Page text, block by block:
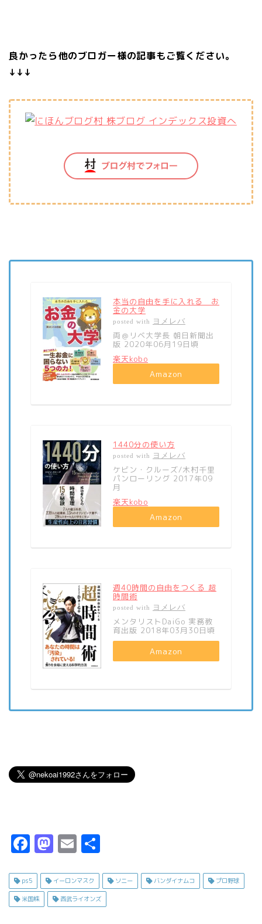
良かったら他のブロガー様の記事もご覧ください。
↓↓↓
本当の自由を手に入れる お
金の大学
posted with ヨメレバ
両＠リベ大学長 朝日新聞出
版 2020年06月19日頃
楽天kobo
Amazon
1440分の使い方
posted with ヨメレバ
ケビン・クルーズ/木村千里
パンローリング 2017年09
月
楽天kobo
Amazon
週40時間の自由をつくる 超
時間術
posted with ヨメレバ
メンタリストDaiGo 実務教
育出版 2018年03月30日頃
Amazon
F
c
e
M
s
t
E
ai
l
ps5 イーロンマスク ソニー バンダイナムコ プロ野球
米国株 西武ライオンズ